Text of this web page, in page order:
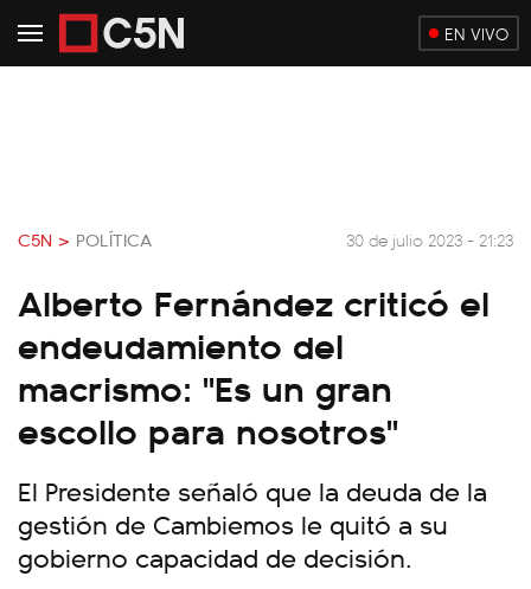
EN VIVO
C5N > POLÍTICA 30 de julio 2023 - 21:23
Alberto Fernández criticó el
endeudamiento del
macrismo: "Es un gran
escollo para nosotros"
El Presidente señaló que la deuda de la
gestión de Cambiemos le quitó a su
gobierno capacidad de decisión.